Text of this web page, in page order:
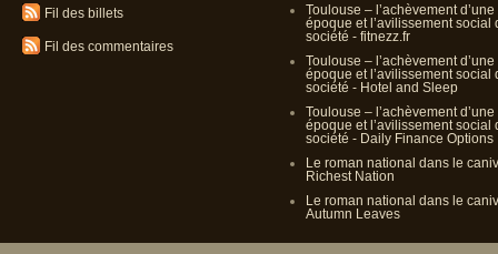
Fil des billets
Fil des commentaires
Toulouse – l’achèvement d’une
époque et l’avilissement social
société - fitnezz.fr
Toulouse – l’achèvement d’une
époque et l’avilissement social
société - Hotel and Sleep
Toulouse – l’achèvement d’une
époque et l’avilissement social
société - Daily Finance Options
Le roman national dans le
Richest Nation
Le roman national dans le
Autumn Leaves